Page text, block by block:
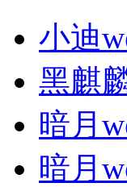
小迪
黑麒
暗月
暗月